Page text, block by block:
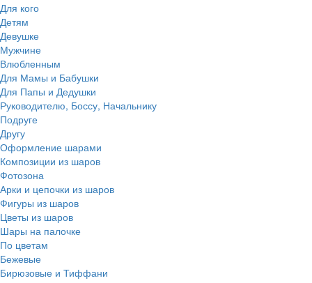
Для кого
Детям
Девушке
Мужчине
Влюбленным
Для Мамы и Бабушки
Для Папы и Дедушки
Руководителю, Боссу, Начальнику
Подруге
Другу
Оформление шарами
Композиции из шаров
Фотозона
Арки и цепочки из шаров
Фигуры из шаров
Цветы из шаров
Шары на палочке
По цветам
Бежевые
Бирюзовые и Тиффани